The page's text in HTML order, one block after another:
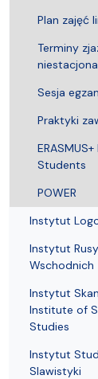
Plan zajęć
Terminy
Sesja
Praktyki
Students
POWER
Instytut
Instytut
Wschodnich
Instytut
Institute of
Studies
Instytut
Slawistyki